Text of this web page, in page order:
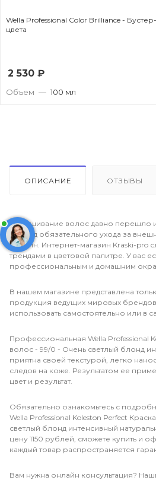
Wella Professional Color Brilliance - Бустер-концентрат для защиты
цвета
2 530 ₽
Объем — 100 мл
ОПИСАНИЕ ОТЗЫВЫ
Окрашивание волос давно перешло
разряд обязательного ухода за
мужчин. Интернет-магазин Kraski-pro
трендами в цветовой палитре. У вас
профессиональным и домашним
В нашем магазине представлена
продукция ведущих мировых
использовать самостоятельно или в
Профессиональная Wella Professional
волос - 99/0 - Очень светлый блонд
приятна своей текстурой, легко
следов на коже. Результатом ее
цвет и результат.
Обязательно ознакомьтесь с
Wella Professional Koleston Perfect
светлый блонд интенсивный
цену 1150 рублей, сможете купить и
каждый товар распространяется
Вам нужна онлайн консультация?